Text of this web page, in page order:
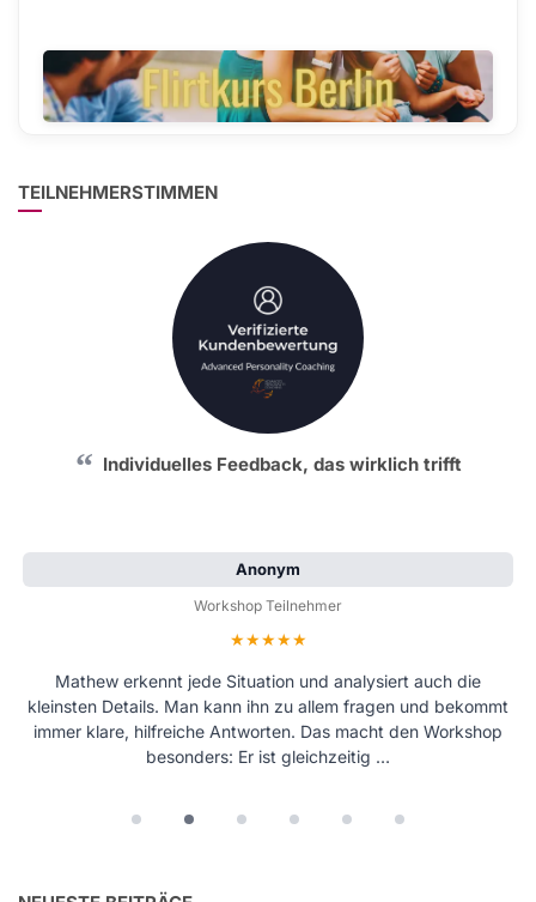
TEILNEHMERSTIMMEN
Individuelles Feedback, das wirklich trifft
Anonym
Workshop Teilnehmer
Bewertung: 5 von 5 Sternen
Mathew erkennt jede Situation und analysiert auch die
kleinsten Details. Man kann ihn zu allem fragen und bekommt
immer klare, hilfreiche Antworten. Das macht den Workshop
besonders: Er ist gleichzeitig …